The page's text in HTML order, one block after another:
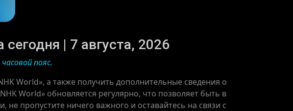
| 7 августа, 2026
пояс.
World», а также получить дополнительные сведения о
World» обновляется регулярно, что позволяет быть в
пропустите ничего важного и оставайтесь на связи с